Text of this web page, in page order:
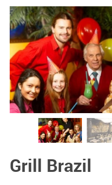
Grill Brazil